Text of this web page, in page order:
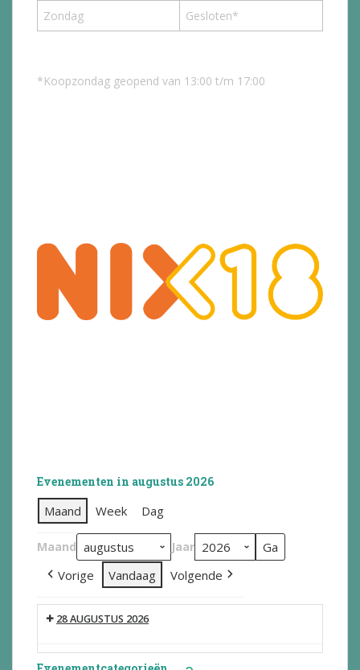
Zondag
Gesloten*
*Koopzondag geopend van 13:00 t/m 17:00
Evenementen in augustus 2026
Maand Week Dag
Maand Jaar
Vorige Vandaag Volgende
28 AUGUSTUS 2026